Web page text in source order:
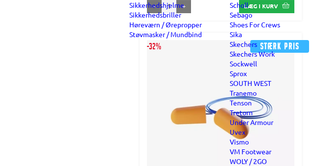
Sikkerhedshjelme
Sikkerhedsbriller
Høreværn / Ørepropper
Støvmasker / Mundbind
Scholl
Sebago
Shoes For Crews
Sika
Skechers
Skechers Work
Sockwell
Sprox
SOUTH WEST
Tranemo
Tenson
Tretorn
Under Armour
Uvex
Vismo
VM Footwear
WOLY / 2GO
- + LÆG I KURV
Stærk pris
-32%